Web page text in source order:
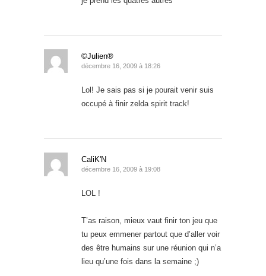
©Julien®
décembre 16, 2009 à 18:26
Lol! Je sais pas si je pourait venir suis
occupé à finir zelda spirit track!
CaliK'N
décembre 16, 2009 à 19:08
LOL !
T’as raison, mieux vaut finir ton jeu que
tu peux emmener partout que d’aller voir
des être humains sur une réunion qui n’a
lieu qu’une fois dans la semaine ;)